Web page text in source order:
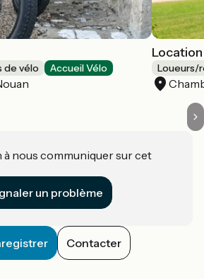
de vélo Accueil Vélo Loueurs/
à nous communiquer sur cet
un problème
Contacter